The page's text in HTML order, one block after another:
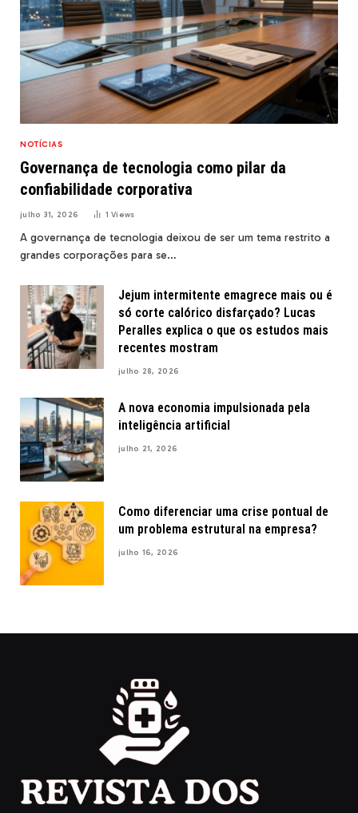
NOTÍCIAS
Governança de tecnologia como pilar da
confiabilidade corporativa
julho 31, 2026 1Views
A governança de tecnologia deixou de ser um tema restrito a
grandes corporações para se…
Jejum intermitente emagrece mais ou é
só corte calórico disfarçado? Lucas
Peralles explica o que os estudos mais
recentes mostram
julho 28, 2026
A nova economia impulsionada pela
inteligência artificial
julho 21, 2026
Como diferenciar uma crise pontual de
um problema estrutural na empresa?
julho 16, 2026